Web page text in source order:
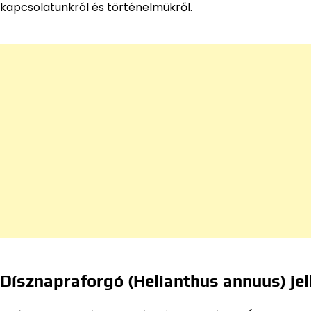
kapcsolatunkról és történelmükről.
Dísznapraforgó (Helianthus annuus)